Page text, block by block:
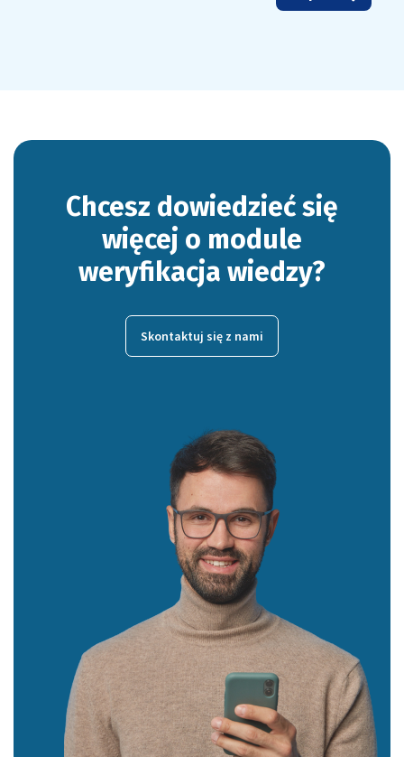
Chcesz dowiedzieć się
więcej o module
weryfikacja wiedzy?
Skontaktuj się z nami